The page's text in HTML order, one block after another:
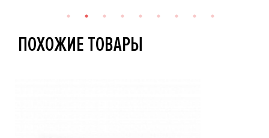
ПОХОЖИЕ ТОВАРЫ